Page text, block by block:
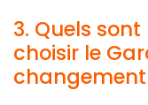
3. Quels
choisir le